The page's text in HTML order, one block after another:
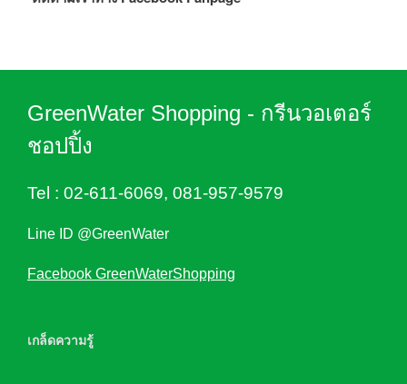
GreenWater Shopping - กรีนวอเตอร์
ชอปปิ้ง
Tel : 02-611-6069, 081-957-9579
Line ID @GreenWater
Facebook GreenWaterShopping
เกล็ดความรู้